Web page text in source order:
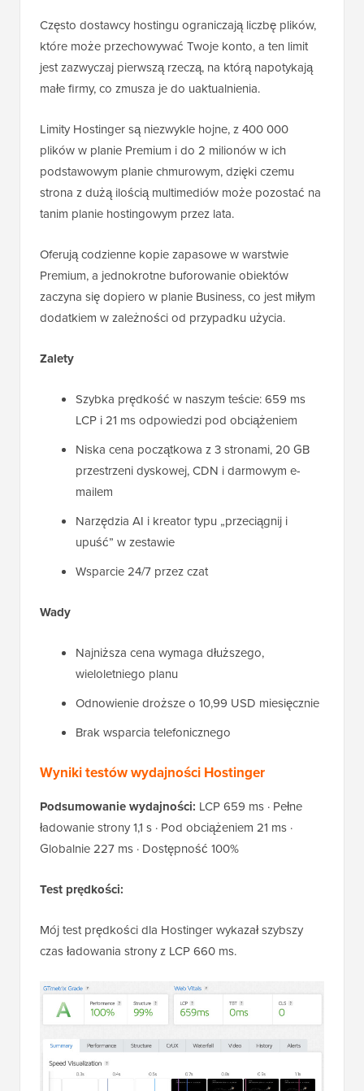
Często dostawcy hostingu ograniczają liczbę plików,
które może przechowywać Twoje konto, a ten limit
jest zazwyczaj pierwszą rzeczą, na którą napotykają
małe firmy, co zmusza je do uaktualnienia.
Limity Hostinger są niezwykle hojne, z 400 000
plików w planie Premium i do 2 milionów w ich
podstawowym planie chmurowym, dzięki czemu
strona z dużą ilością multimediów może pozostać na
tanim planie hostingowym przez lata.
Oferują codzienne kopie zapasowe w warstwie
Premium, a jednokrotne buforowanie obiektów
zaczyna się dopiero w planie Business, co jest miłym
dodatkiem w zależności od przypadku użycia.
Zalety
Szybka prędkość w naszym teście: 659 ms
LCP i 21 ms odpowiedzi pod obciążeniem
Niska cena początkowa z 3 stronami, 20 GB
przestrzeni dyskowej, CDN i darmowym e-
mailem
Narzędzia AI i kreator typu „przeciągnij i
upuść” w zestawie
Wsparcie 24/7 przez czat
Wady
Najniższa cena wymaga dłuższego,
wieloletniego planu
Odnowienie droższe o 10,99 USD miesięcznie
Brak wsparcia telefonicznego
Wyniki testów wydajności Hostinger
Podsumowanie wydajności: LCP 659 ms · Pełne
ładowanie strony 1,1 s · Pod obciążeniem 21 ms ·
Globalnie 227 ms · Dostępność 100%
Test prędkości:
Mój test prędkości dla Hostinger wykazał szybszy
czas ładowania strony z LCP 660 ms.